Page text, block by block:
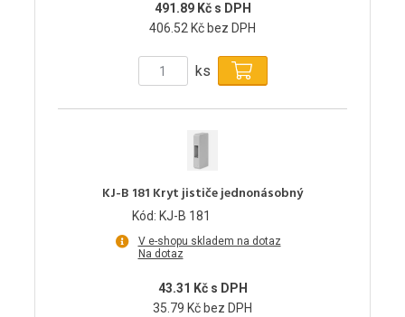
491.89 Kč s DPH
406.52 Kč bez DPH
ks
KJ-B 181 Kryt jističe jednonásobný
Kód: KJ-B 181
V e-shopu skladem na dotaz
Na dotaz
43.31 Kč s DPH
35.79 Kč bez DPH